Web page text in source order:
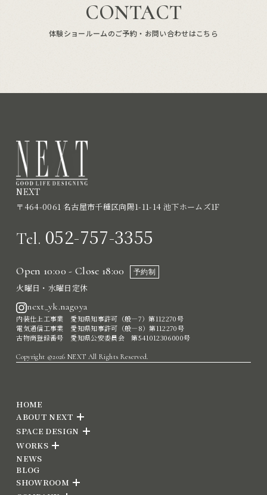
CONTACT
体験ショールームのご予約・お問い合わせはこちら
NEXT
〒464-0061 名古屋市千種区向陽1-11-14 池下ホームズ1F
Tel. 052-757-3355
Open 10:00 - Close 18:00 予約制
火曜日・水曜日定休
next_yk.nagoya
内装仕上工事業 愛知県知事許可（般―7）第112270号
電気通信工事業 愛知県知事許可（般―8）第112270号
古物商登録番号 愛知県公安委員会 第541012306000号
Copyright ©2026 NEXT All Rights Reserved.
HOME
ABOUT NEXT
SPACE DESIGN
WORKS
NEWS
BLOG
SHOWROOM